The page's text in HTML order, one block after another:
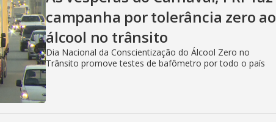
campanha por tolerância zero ao
álcool no trânsito
Dia Nacional da Conscientização do Álcool Zero no
Trânsito promove testes de bafômetro por todo o país